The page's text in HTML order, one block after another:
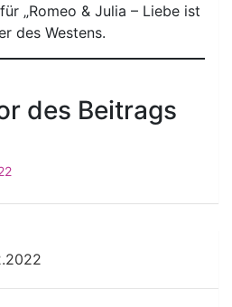
„Romeo & Julia – Liebe ist
des Westens.
des Beitrags